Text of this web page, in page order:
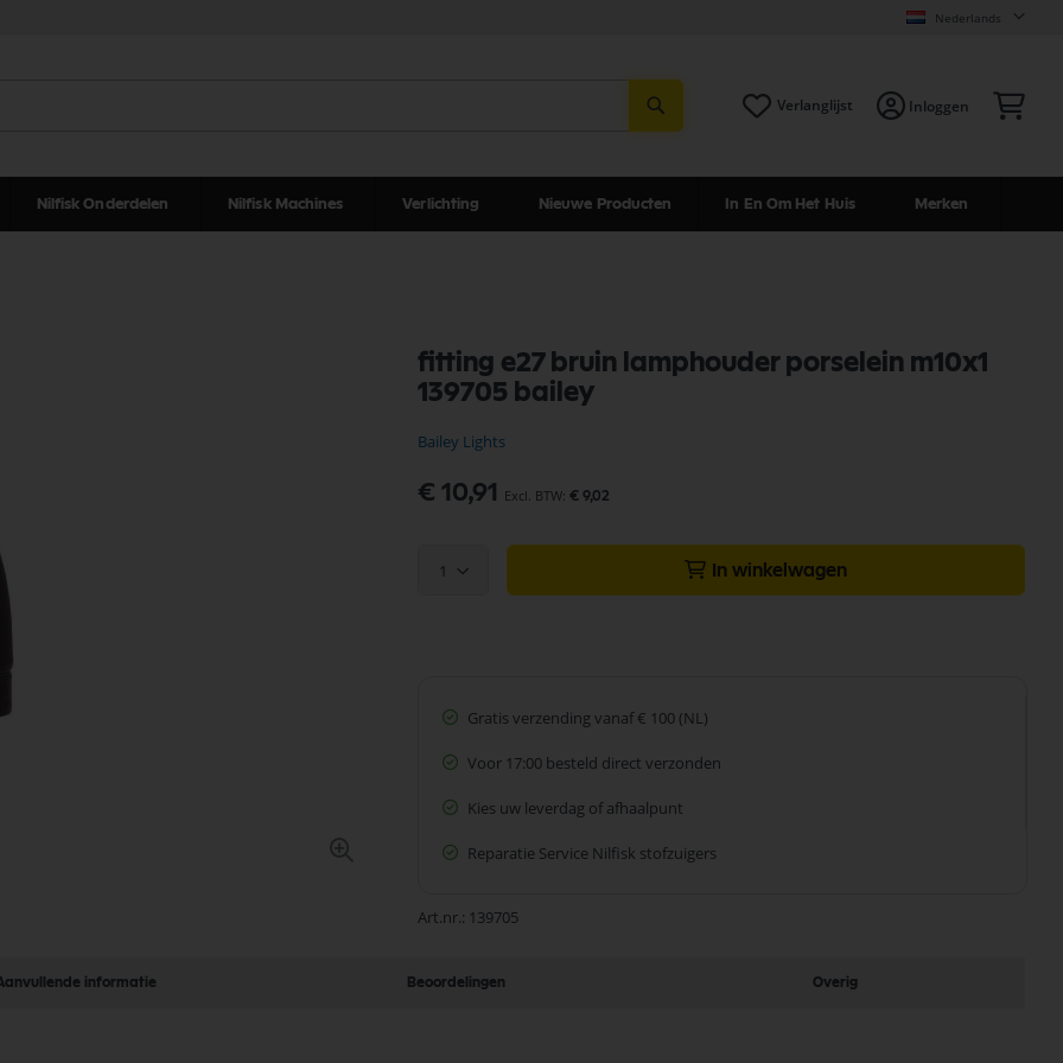
Nederlands
Verlanglijst Inloggen
Nilfisk Onderdelen Nilfisk Machines Verlichting Nieuwe Producten In En Om Het Huis Merken
fitting e27 bruin lamphouder porselein m10x1
139705 bailey
Bailey Lights
€ 10,91 € 9,02
1 In winkelwagen
Gratis verzending vanaf € 100 (NL)
Voor 17:00 besteld direct verzonden
Kies uw leverdag of afhaalpunt
Reparatie Service Nilfisk stofzuigers
Art.nr. 139705
informatie Beoordelingen Overig